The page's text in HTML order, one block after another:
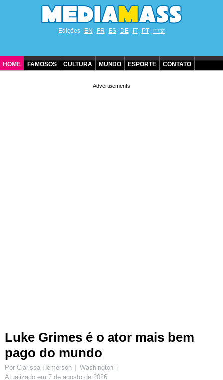
Edições EN FR ES DE IT PT 中文
HOME FAMOSOS CULTURA MUNDO ESPORTE CONTATO
Luke Grimes é o ator mais bem
pago do mundo
Por Clarissa Hemerson
Washington
Atualizado em 7 de agosto de 2026